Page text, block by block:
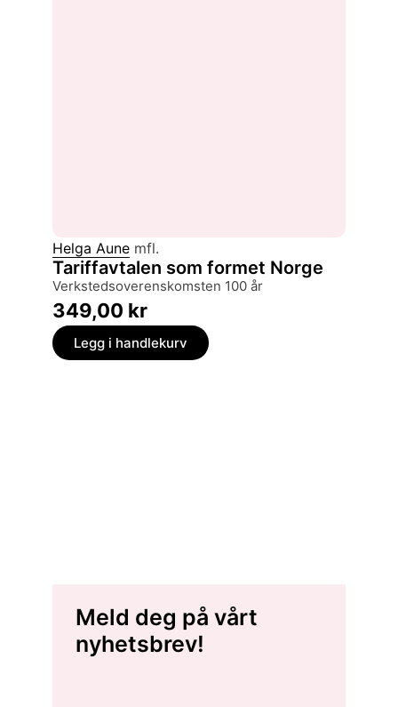
Helga Aune mfl.
Tariffavtalen som formet Norge
verkstedsoverenskomsten 100 år
349,00 kr
Legg i handlekurv
Meld deg på vårt
nyhetsbrev!